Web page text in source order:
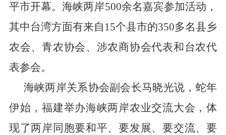
平市开幕。海峡两岸500余名嘉宾参加活动，
其中台湾方面有来自 15个县市的350多名县乡
农会、青农协会、涉农商协会代表和台农代
表参会。
海峡两岸关系协会副会长马晓光说，蛇年
伊始，福建举办海峡两岸农业交流大会，体
现了两岸同胞要和平、要发展、要交流、要